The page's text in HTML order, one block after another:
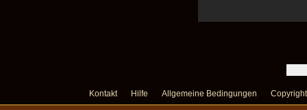
Kontakt Hilfe Allgemeine Bedingungen Copyright